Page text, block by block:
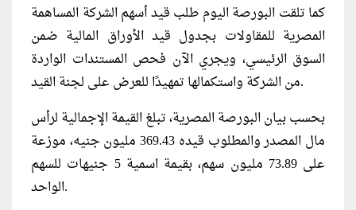
كما تلقت البورصة اليوم طلب قيد أسهم الشركة المساهمة
المصرية للمقاولات بجدول قيد الأوراق المالية ضمن
السوق الرئيسي، ويجري الآن فحص المستندات الواردة
من الشركة واستكمالها تمهيدًا للعرض على لجنة القيد.
بحسب بيان البورصة المصرية، تبلغ القيمة الإجمالية لرأس
مال المصدر والمطلوب قيده 369.43 مليون جنيه، موزعة
على 73.89 مليون سهم، بقيمة اسمية 5 جنيهات للسهم
الواحد.